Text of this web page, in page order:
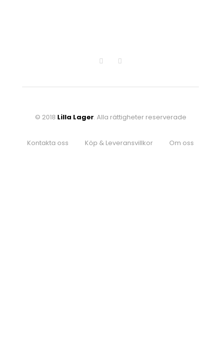
© 2018 Lilla Lager. Alla rättigheter reserverade
Kontakta oss Köp & Leveransvillkor Om oss